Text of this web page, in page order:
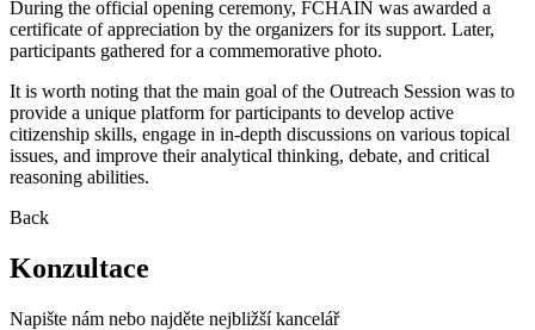
During the official opening ceremony, FCHAIN was awarded a
certificate of appreciation by the organizers for its support. Later,
participants gathered for a commemorative photo.
It is worth noting that the main goal of the Outreach Session was to
provide a unique platform for participants to develop active
citizenship skills, engage in in-depth discussions on various topical
issues, and improve their analytical thinking, debate, and critical
reasoning abilities.
Back
Konzultace
Napište nám nebo najděte nejbližší kancelář